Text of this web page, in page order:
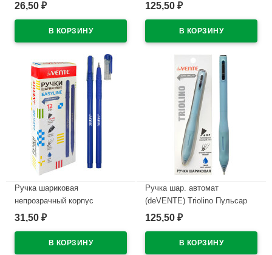
игла красный корпус
арт.5073628
В наличии
26,50 ₽
арт.5070611 (Ст12)
125,50 ₽
Ручка шариковая
непрозрачный корпус
(deVENTE) Простые линии
синий корпус арт.5073626
31,50 ₽
Ручка шар. автомат
(deVENTE) Triolino Пульсар
(Pulsar) н/
арт.5070610 (Ст12)
125,50 ₽